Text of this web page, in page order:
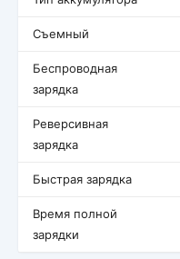
Съемный
Беспроводная
зарядка
Реверсивная
зарядка
Быстрая зарядка
Время полной
зарядки